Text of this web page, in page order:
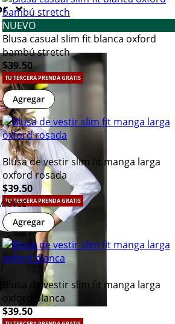
NUEVO
Blusa casual slim fit blanca oxford
bambú stretch
$39.50
TU TERCERA PRENDA GRATIS
Agregar
Blusa de vestir slim fit manga larga
oxford rosada
$39.50
TU TERCERA PRENDA GRATIS
Agregar
Blusa de vestir slim fit manga larga
oxford blanca
$39.50